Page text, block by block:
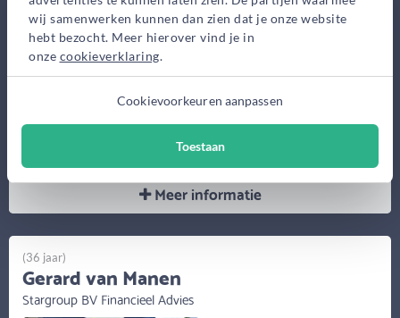
wij samenwerken kunnen dan zien dat je onze website
hebt bezocht. Meer hierover vind je in
onze cookieverklaring.
Cookievoorkeuren aanpassen
Toestaan
Eerste gesprek
0,-
Advieskosten
Maak gratis afspraak
Meer informatie
(36 jaar)
Gerard van Manen
Stargroup BV Financieel Advies